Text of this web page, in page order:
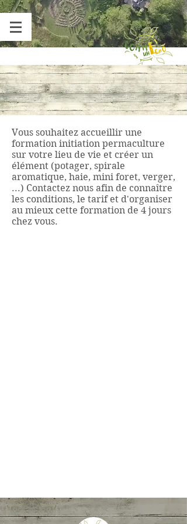
Vous souhaitez accueillir une
formation initiation permaculture
sur votre lieu de vie et créer un
élément (potager, spirale
aromatique, haie, mini foret, verger,
...) Contactez nous afin de connaître
les conditions, le tarif et d'organiser
au mieux cette formation de 4 jours
chez vous.